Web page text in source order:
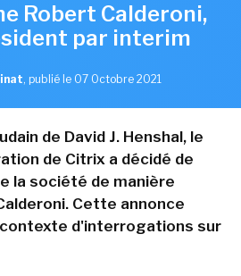
Robert Calderoni,
par interim
, publié le 07 Octobre 2021
de David J. Henshal, le
de Citrix a décidé de
la société de manière
Cette annonce
d'interrogations sur